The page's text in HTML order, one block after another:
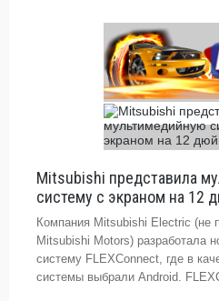
Mitsubishi представила
систему с экраном на 12
Компания Mitsubishi Electric (не
Mitsubishi Motors) разработала
систему FLEXConnect, где в
системы выбрали Android.